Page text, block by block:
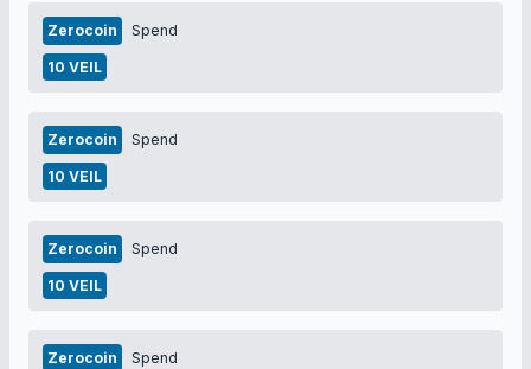
Zerocoin Spend
10 VEIL
Zerocoin Spend
10 VEIL
Zerocoin Spend
10 VEIL
Zerocoin Spend